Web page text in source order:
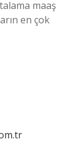
maaş
en çok